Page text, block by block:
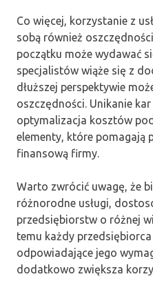
Co więcej, korzystanie z
sobą również
początku może wydawać
specjalistów wiąże się z
dłuższej perspektywie
oszczędności. Unikanie
optymalizacja kosztów
elementy, które pomagają
finansową firmy.
Warto zwrócić uwagę, że
różnorodne usługi,
przedsiębiorstw o różnej
temu każdy
odpowiadające jego
dodatkowo zwiększa